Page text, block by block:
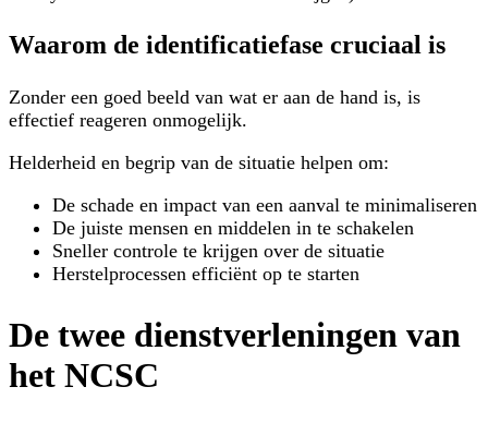
Waarom de identificatiefase cruciaal is
Zonder een goed beeld van wat er aan de hand is, is
effectief reageren onmogelijk.
Helderheid en begrip van de situatie helpen om:
De schade en impact van een aanval te minimaliseren
De juiste mensen en middelen in te schakelen
Sneller controle te krijgen over de situatie
Herstelprocessen efficiënt op te starten
De twee dienstverleningen van
het NCSC